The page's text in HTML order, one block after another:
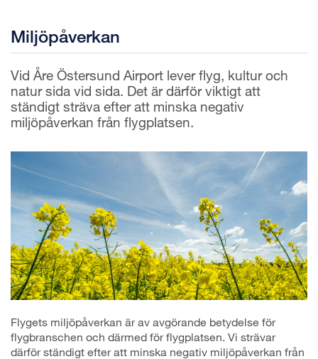
Miljöpåverkan
Vid Åre Östersund Airport lever flyg, kultur och
natur sida vid sida. Det är därför viktigt att
ständigt sträva efter att minska negativ
miljöpåverkan från flygplatsen.
Flygets miljöpåverkan är av avgörande betydelse för
flygbranschen och därmed för flygplatsen. Vi strävar
därför ständigt efter att minska negativ miljöpåverkan från